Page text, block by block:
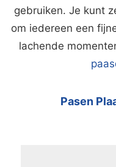
gebruiken. Je kunt
om iedereen een
lachende
Pasen